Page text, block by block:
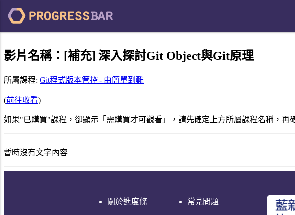
影片名稱： [補充] 深入探討Git Object與Git原理
所屬課程: Git程式版本管控 - 由簡單到難
(前往收看)
如果"已購買"課程，卻顯示「需購買才可觀看」，請先確定上方所屬課程名稱，再
暫時沒有文字內容
關於進度條 常見問題